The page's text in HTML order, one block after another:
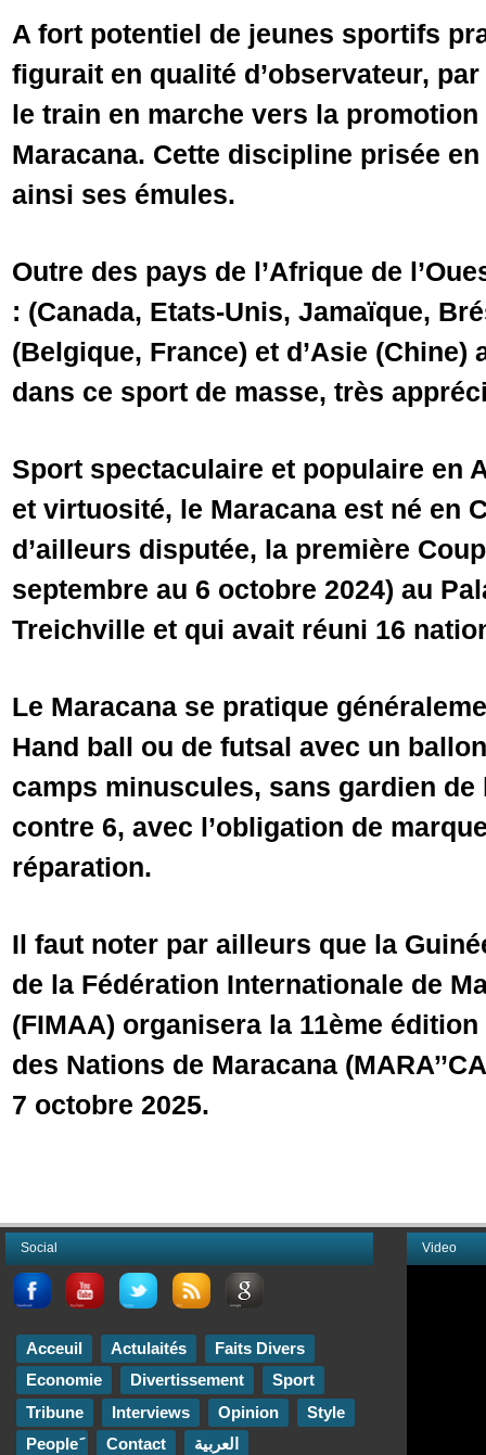
A fort potentiel de jeunes sportifs
figurait en qualité d’observateur,
le train en marche vers la
Maracana. Cette discipline prisée
ainsi ses émules.
Outre des pays de l’Afrique de
: (Canada, Etats-Unis, Jamaïque,
(Belgique, France) et d’Asie
dans ce sport de masse, très
Sport spectaculaire et populaire en
et virtuosité, le Maracana est né en
d’ailleurs disputée, la première
septembre au 6 octobre 2024) au
Treichville et qui avait réuni 16
Le Maracana se pratique
Hand ball ou de futsal avec un
camps minuscules, sans gardien de
contre 6, avec l’obligation de
réparation.
Il faut noter par ailleurs que la
de la Fédération Internationale de
(FIMAA) organisera la 11ème
des Nations de Maracana
7 octobre 2025.
Video
Social
Acceuil Actulaités
Faits Divers
Economie
Divertissement
Sport
Tribune
Interviews Opinion
Style
Contact العربية